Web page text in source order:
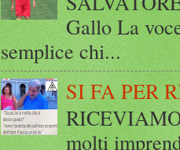
Gallo La
semplice chi...
SI FA PER
molti